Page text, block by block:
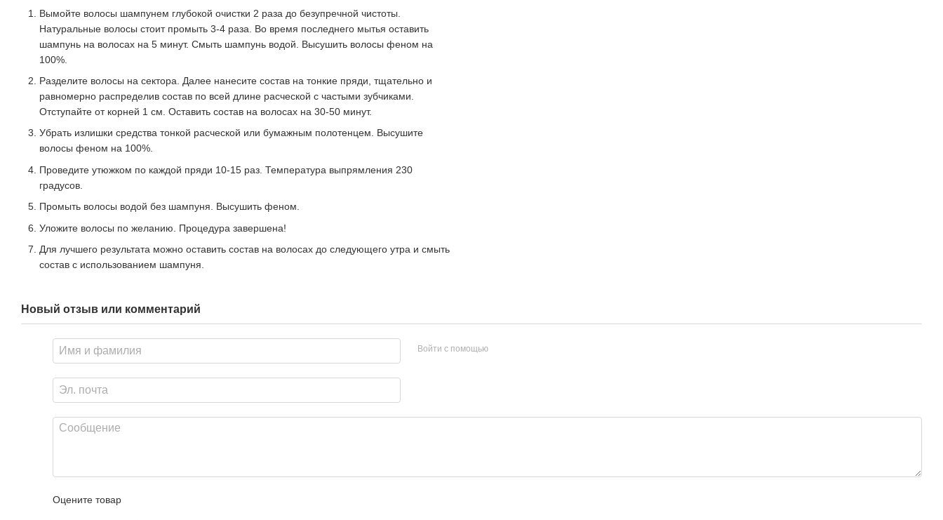
Вымойте волосы шампунем глубокой очистки 2 раза до безупречной чистоты.
Натуральные волосы стоит промыть 3-4 раза. Во время последнего мытья оставить
шампунь на волосах на 5 минут. Смыть шампунь водой. Высушить волосы феном на
100%.
Разделите волосы на сектора. Далее нанесите состав на тонкие пряди, тщательно и
равномерно распределив состав по всей длине расческой с частыми зубчиками.
Отступайте от корней 1 см. Оставить состав на волосах на 30-50 минут.
Убрать излишки средства тонкой расческой или бумажным полотенцем. Высушите
волосы феном на 100%.
Проведите утюжком по каждой пряди 10-15 раз. Температура выпрямления 230
градусов.
Промыть волосы водой без шампуня. Высушить феном.
Уложите волосы по желанию. Процедура завершена!
Для лучшего результата можно оставить состав на волосах до следующего утра и смыть
состав с использованием шампуня.
Новый отзыв или комментарий
Войти с помощью
Оцените товар